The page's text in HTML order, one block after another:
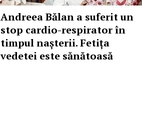
Andreea Bălan a suferit un
stop cardio-respirator în
timpul nașterii. Fetița
vedetei este sănătoasă